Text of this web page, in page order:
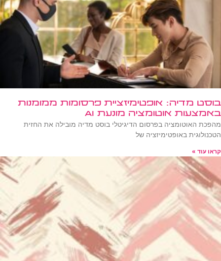
בוסט מדיה: אופטימיזציית פרסומות ממומנות
באמצעות אוטומציה מונעת AI
מהפכת האוטומציה בפרסום הדיגיטלי בוסט מדיה מובילה את החזית
הטכנולוגית באופטימיזציה של
קראו עוד »